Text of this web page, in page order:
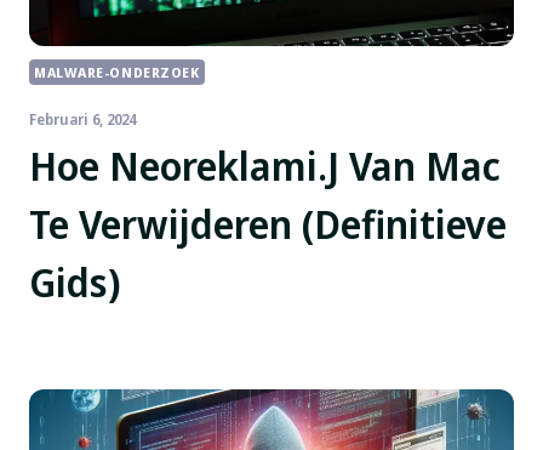
MALWARE-ONDERZOEK
Hoe Neoreklami.J Van Mac
Te Verwijderen (Definitieve
Gids)
Februari 6, 2024